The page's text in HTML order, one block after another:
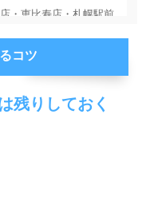
コツ
残りしておく